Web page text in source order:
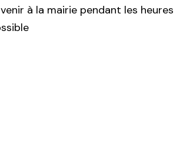
à la mairie pendant les heures